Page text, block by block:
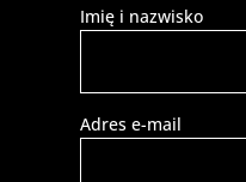
Imię i nazwisko
Adres e-mail